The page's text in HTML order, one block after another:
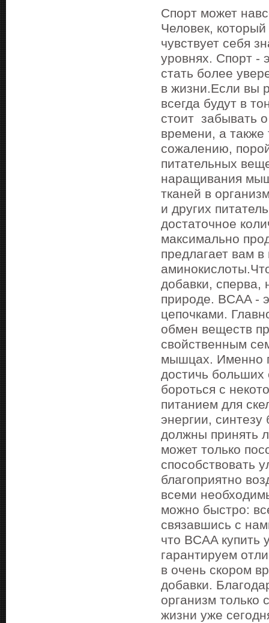
Спорт может
Человек,
чувствует себя
уровнях. Спорт -
стать более
в жизни.Если вы
всегда будут в
стоит забывать
времени, а также
сожалению,
питательных
наращивания
тканей в
и других
достаточное
максимально
предлагает вам
добавки, сперва,
природе. BCAA -
цепочками.
обмен веществ
свойственным
мышцах. Именно
достичь больших
бороться с
питанием для
энергии,
должны принять
может только
способствовать
благоприятно
всеми
можно быстро:
связавшись с
что BCAA
гарантируем
в очень скором
добавки.
организм только
жизни уже